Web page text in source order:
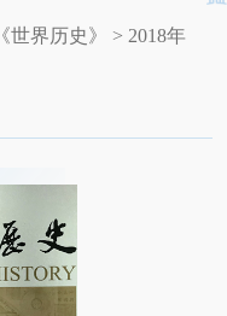
《世界历史》 > 2018年